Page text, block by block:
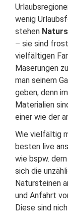
wenig
stehen
– sie sind
vielfältigen
Maserungen
man seinem
geben, denn
Materialien
einer wie der
Wie vielfältig
besten live
wie bspw.
sich die
Natursteinen
und Anfahrt
Diese sind